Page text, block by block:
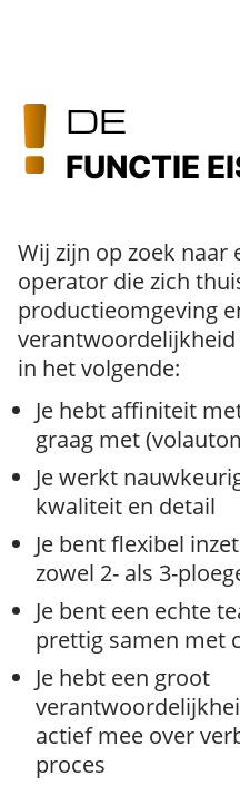
DE
FUNCTIE
Wij zijn op zoek naar
operator die zich
productieomgeving
verantwoordelijkheid
in het volgende:
Je hebt affiniteit
graag met
Je werkt
kwaliteit en detail
Je bent flexibel
zowel 2- als 3-
Je bent een echte
prettig samen met
Je hebt een groot
actief mee over
proces